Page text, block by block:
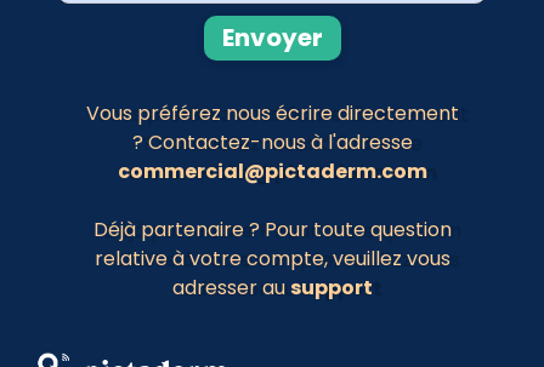
Vous préférez nous écrire directement
? Contactez-nous à l'adresse
commercial@pictaderm.com
Déjà partenaire ? Pour toute question
relative à votre compte, veuillez vous
adresser ausupport